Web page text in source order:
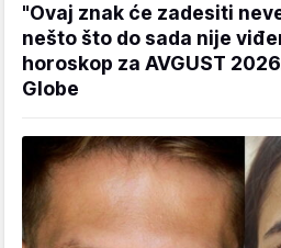
"Ovaj znak će zadesiti
nešto što do sada nije
horoskop za AVGUST
Globe